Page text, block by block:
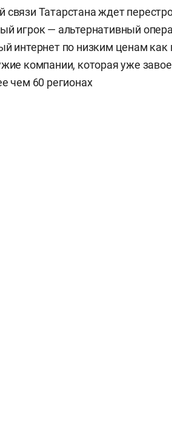
Татарстана ждет
игрок — альтернативный
интернет по низким ценам как
компании, которая уже
чем 60 регионах